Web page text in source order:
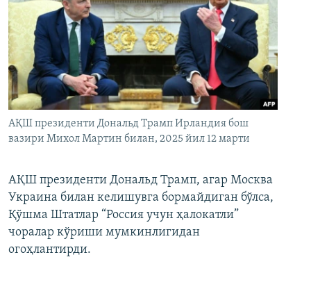
АҚШ президенти Дональд Трамп Ирландия бош
вазири Михол Мартин билан, 2025 йил 12 марти
АҚШ президенти Дональд Трамп, агар Москва
Украина билан келишувга бормайдиган бўлса,
Қўшма Штатлар “Россия учун ҳалокатли”
чоралар кўриши мумкинлигидан
огоҳлантирди.